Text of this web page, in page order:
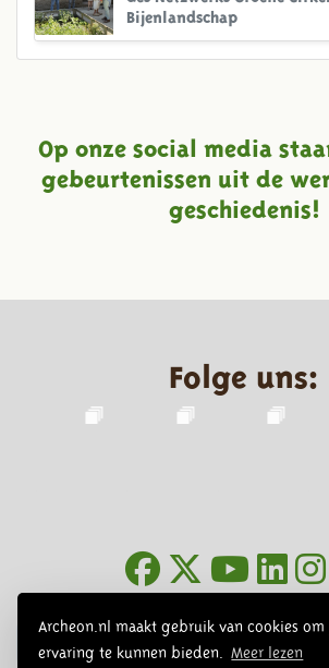
Archeon.nl maakt gebruik van cookies
ervaring te kunnen bieden.
Meer lezen
Bijenlandschap
Op onze social media
gebeurtenissen uit de
geschiedenis!
Folge uns: